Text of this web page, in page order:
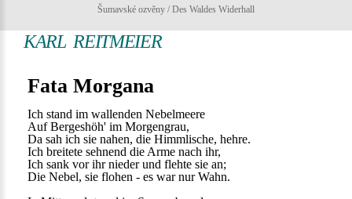
Šumavské ozvěny / Des Waldes Widerhall
KARL REITMEIER
Fata Morgana
Ich stand im wallenden Nebelmeere
Auf Bergeshöh' im Morgengrau,
Da sah ich sie nahen, die Himmlische, hehre.
Ich breitete sehnend die Arme nach ihr,
Ich sank vor ihr nieder und flehte sie an;
Die Nebel, sie flohen - es war nur Wahn.